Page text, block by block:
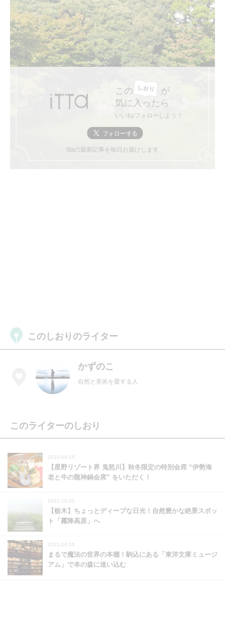
この
が
気に入ったら
いいね/フォローしよう！
ittaの最新記事を毎日お届けします
このしおりのライター
かずのこ
自然と美術を愛する人
このライターのしおり
2022-09-25
【星野リゾート界 鬼怒川】秋冬限定の特別会席 “伊勢海
老と牛の龍神鍋会席” をいただく！
2021-10-21
【栃木】ちょっとディープな日光！自然豊かな絶景スポッ
ト「霧降高原」へ
2021-10-19
まるで魔法の世界の本棚！駒込にある「東洋文庫ミュージ
アム」で本の森に迷い込む